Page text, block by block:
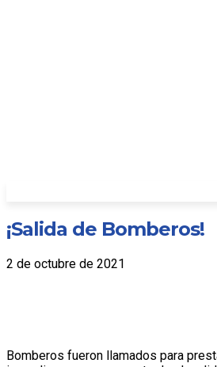
¡Salida de Bomberos!
2 de octubre de 2021
Bomberos fueron llamados para